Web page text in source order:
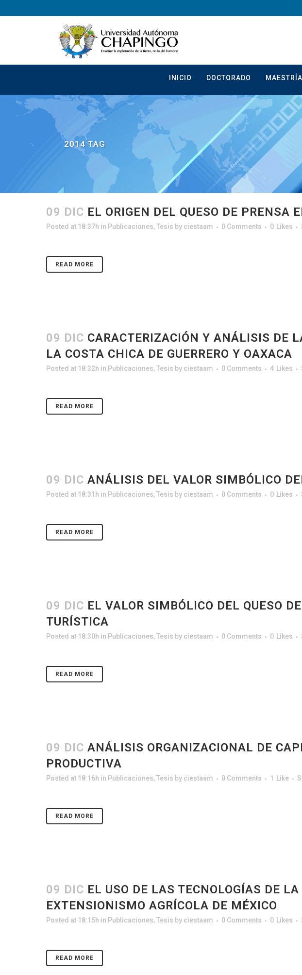
INICIO DOCTORADO
2014 TAG
09 DIC EL ORIGEN DEL QUESO DE PRENSA
Posted at 18:37h in Publicaciones,Tesis by ciestaam 0 Comments 0 Likes
READ MORE
09 DIC CARACTERIZACIÓN Y ANÁLISIS DE
LA COSTA CHICA DE GUERRERO Y OAXACA
Posted at 18:32h in Publicaciones,Tesis by ciestaam 0 Comments 4 Likes
READ MORE
09 DIC ANÁLISIS DEL VALOR SIMBÓLICO
Posted at 18:31h in Publicaciones,Tesis by ciestaam 0 Comments 0 Likes
READ MORE
09 DIC EL VALOR SIMBÓLICO DEL QUESO
TURÍSTICA
Posted at 18:30h in Publicaciones,Tesis by ciestaam 0 Comments 0 Likes
READ MORE
09 DIC ANÁLISIS ORGANIZACIONAL DE
PRODUCTIVA
Posted at 18:16h in Publicaciones,Tesis by ciestaam 0 Comments 1 Like
READ MORE
09 DIC EL USO DE LAS TECNOLOGÍAS DE
EXTENSIONISMO AGRÍCOLA DE MÉXICO
Posted at 18:15h in Publicaciones,Tesis by ciestaam 0 Comments 0 Likes
READ MORE